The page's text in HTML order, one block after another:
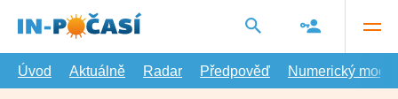
hlavní
Úvod
Aktuálně Radar Předpověď Numerický model